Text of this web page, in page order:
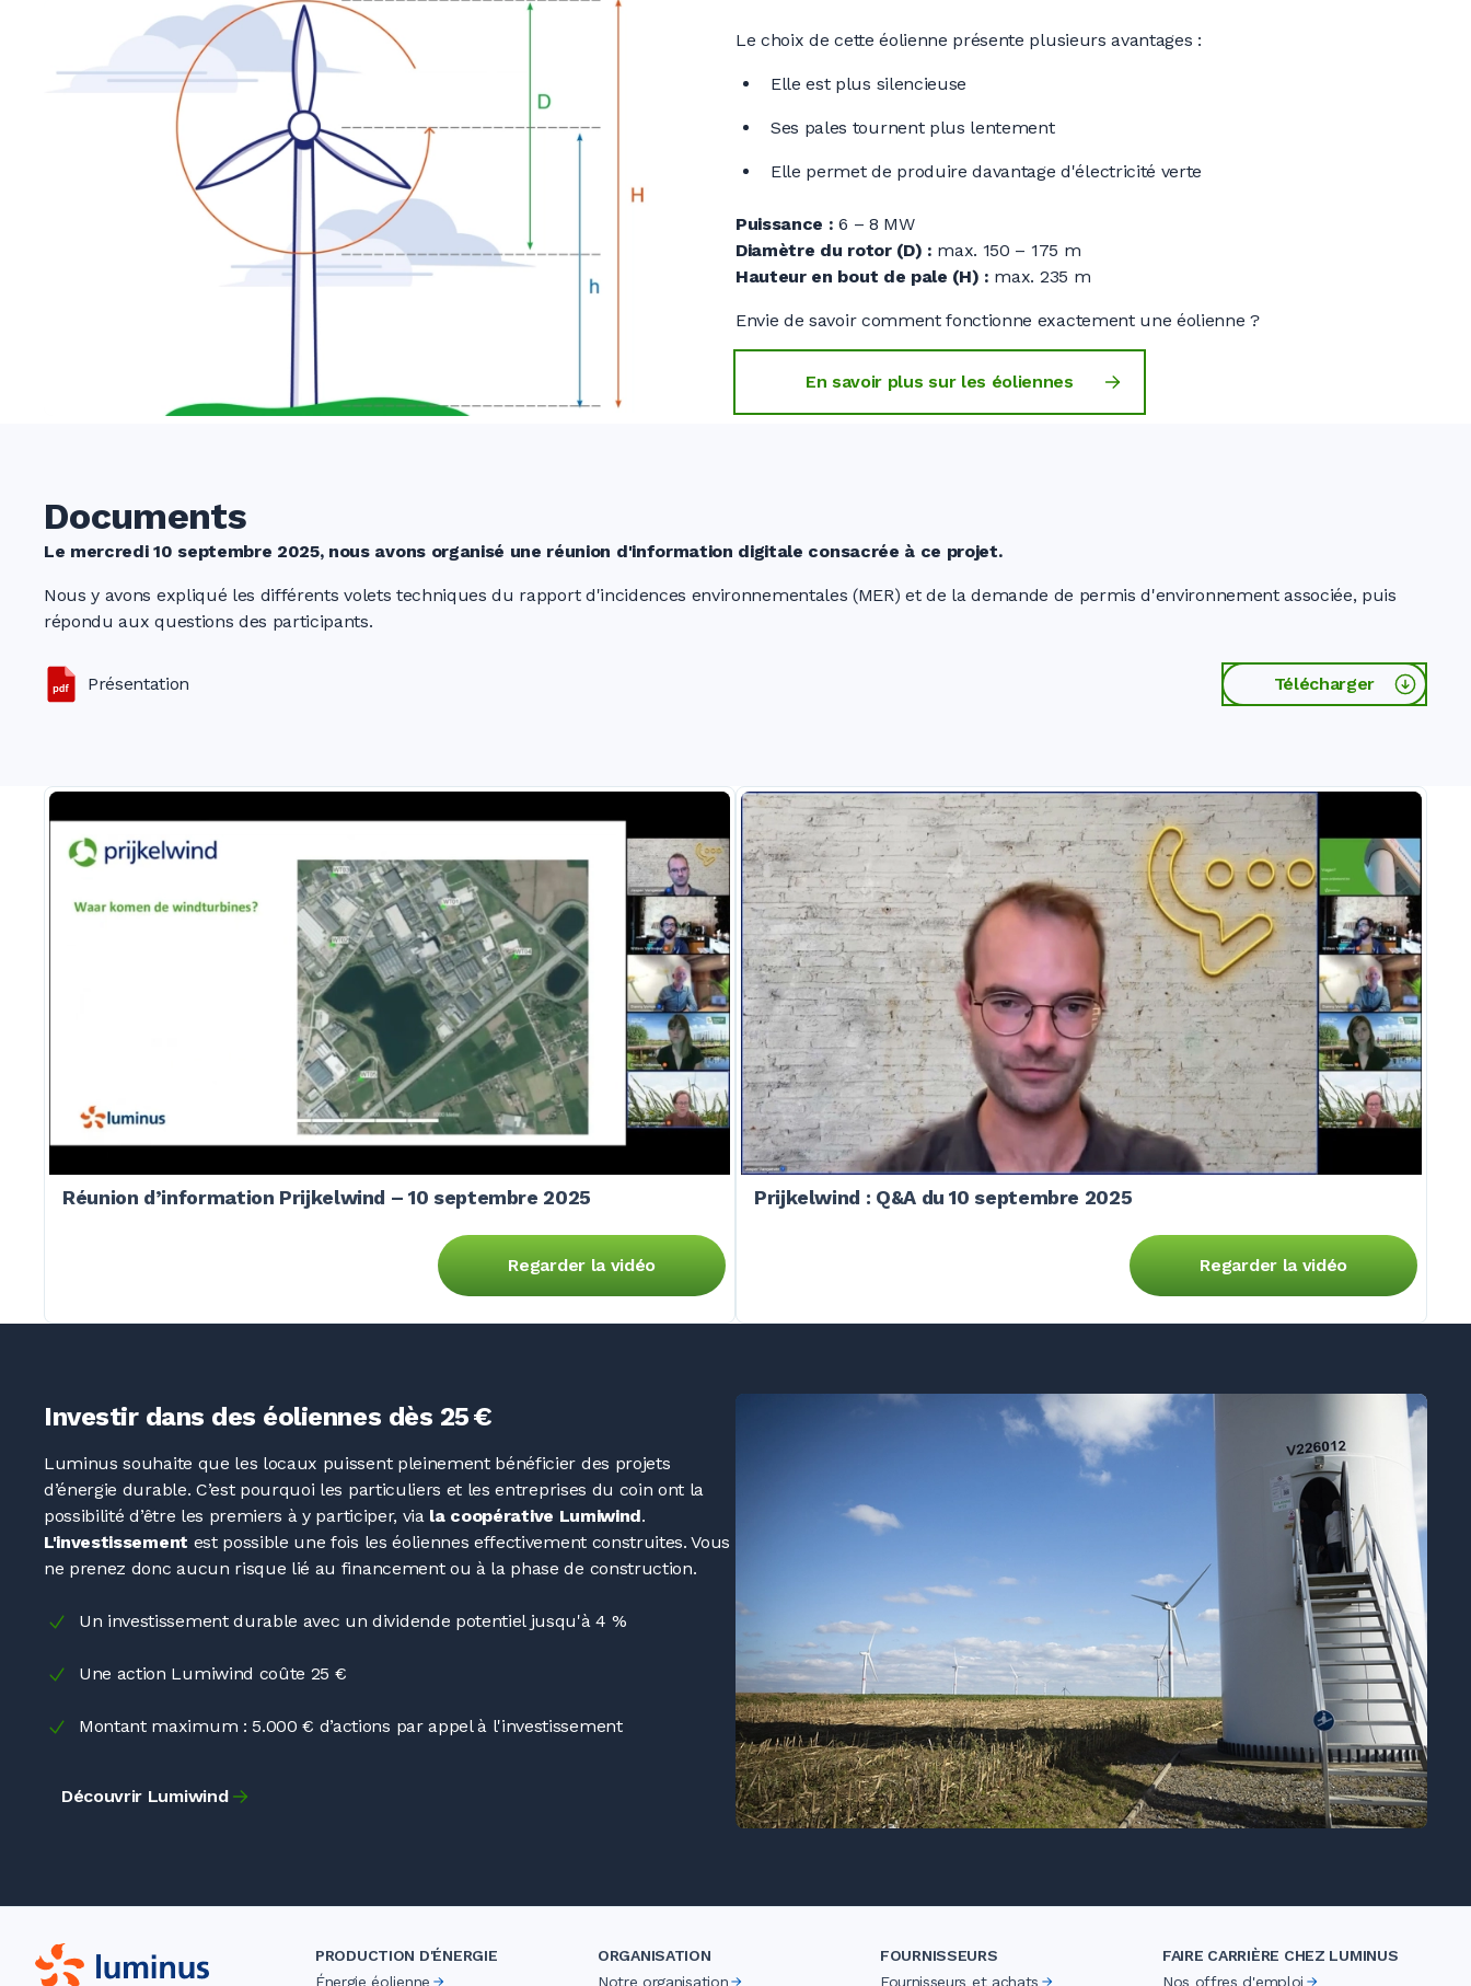
Le choix de cette éolienne présente plusieurs avantages :
Elle est plus silencieuse
Ses pales tournent plus lentement
Elle permet de produire davantage d'électricité verte
Puissance :6 – 8 MW
Diamètre du rotor (D) : max. 150 – 175 m
Hauteur en bout de pale (H) : max. 235 m
Envie de savoir comment fonctionne exactement une éolienne ?
En savoir plus sur les éoliennes
Documents
Le mercredi 10 septembre 2025, nous avons organisé une réunion d'information digitale consacrée à ce projet.
Nous y avons expliqué les différents volets techniques du rapport d'incidences environnementales (MER) et de la demande de permis d'environnement associée, puis
répondu aux questions des participants.
Présentation Télécharger
Réunion d’information Prijkelwind – 10 septembre 2025
Regarder la vidéo
Prijkelwind : Q&A du 10 septembre 2025
Regarder la vidéo
Investir dans des éoliennes dès 25 €
Luminus souhaite que les locaux puissent pleinement bénéficier des projets
d’énergie durable. C’est pourquoi les particuliers et les entreprises du coin ont la
possibilité d’être les premiers à y participer, via la coopérative Lumiwind.
L'investissement est possible une fois les éoliennes effectivement construites. Vous
ne prenez donc aucun risque lié au financement ou à la phase de construction.
Un investissement durable avec un dividende potentiel jusqu'à 4 %
Une action Lumiwind coûte 25 €
Montant maximum : 5.000 € d’actions par appel à l'investissement
Découvrir Lumiwind
PRODUCTION D'ÉNERGIE
Énergie éolienne
ORGANISATION
Notre organisation
FOURNISSEURS
Fournisseurs et achats
FAIRE CARRIÈRE CHEZ LUMINUS
Nos offres d'emploi